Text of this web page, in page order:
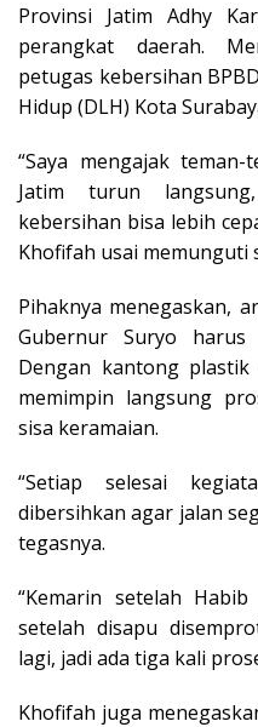
Provinsi Jatim Adhy
perangkat daerah.
petugas kebersihan
Hidup (DLH) Kota
“Saya mengajak
Jatim turun
kebersihan bisa lebih
Khofifah usai memunguti
Pihaknya menegaskan,
Gubernur Suryo
Dengan kantong
memimpin langsung
sisa keramaian.
“Setiap selesai
dibersihkan agar jalan
tegasnya.
“Kemarin setelah
setelah disapu
lagi, jadi ada tiga kali
Khofifah juga